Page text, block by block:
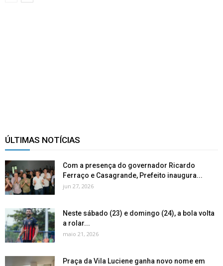
ÚLTIMAS NOTÍCIAS
Com a presença do governador Ricardo
Ferraço e Casagrande, Prefeito inaugura...
jun 27, 2026
Neste sábado (23) e domingo (24), a bola volta
a rolar...
maio 21, 2026
Praça da Vila Luciene ganha novo nome em